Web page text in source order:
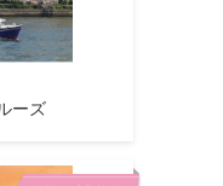
ーズ